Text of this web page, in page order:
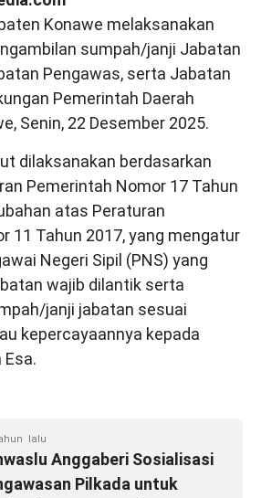
Konawe melaksanakan
sumpah/janji Jabatan
Pengawas, serta Jabatan
Pemerintah Daerah
Senin, 22 Desember 2025.
dilaksanakan berdasarkan
Pemerintah Nomor 17 Tahun
atas Peraturan
11 Tahun 2017, yang mengatur
Negeri Sipil (PNS) yang
wajib dilantik serta
janji jabatan sesuai
kepercayaannya kepada
Esa.
lalu
Anggaberi Sosialisasi
Pilkada untuk